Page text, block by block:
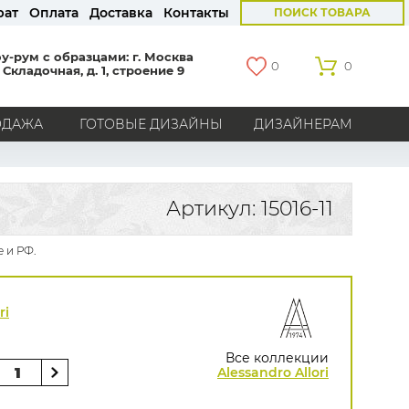
Оплата Доставка Контакты ПОИСК ТОВАРА
рум с образцами: г. Москва
Складочная, д. 1, строение 9
0 0
ГОТОВЫЕ ДИЗАЙНЫ ДИЗАЙНЕРАМ
Америка
Англия Бельгия
Германия
Голландия
Россия Все страны
Marburg
Bernardo Bartalucci
Zambaiti
AS Creation
Hygge Roll
Grandeco
Артикул: 15016-11
и РФ.
Все коллекции
Alessandro Allori